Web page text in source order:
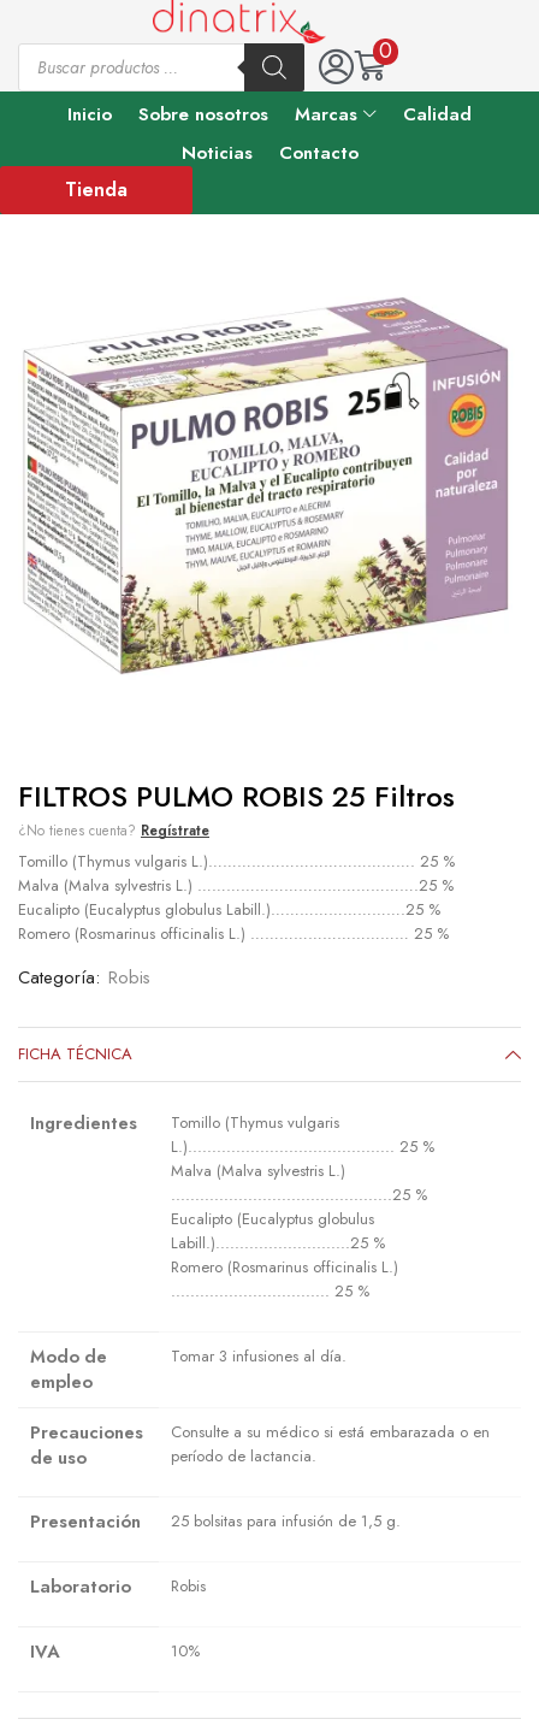
0
Inicio Sobre nosotros Marcas
Calidad
Noticias
Contacto
Tienda
FILTROS PULMO ROBIS 25 Filtros
¿No tienes cuenta? Regístrate
Tomillo (Thymus vulgaris L.)……………………………………. 25 %
Malva (Malva sylvestris L.) ……………………………………….25 %
Eucalipto (Eucalyptus globulus Labill.)……………………….25 %
Romero (Rosmarinus officinalis L.) …………………………… 25 %
Categoría: Robis
FICHA TÉCNICA
Ingredientes
Tomillo (Thymus vulgaris
L.)........................................... 25 %
Malva (Malva sylvestris L.)
..............................................25 %
Eucalipto (Eucalyptus globulus
Labill.)............................25 %
Romero (Rosmarinus officinalis L.)
................................. 25 %
Modo de
empleo
Tomar 3 infusiones al día.
Precauciones
de uso
Consulte a su médico si está embarazada o en
período de lactancia.
Presentación 25 bolsitas para infusión de 1,5 g.
Laboratorio Robis
IVA 10%